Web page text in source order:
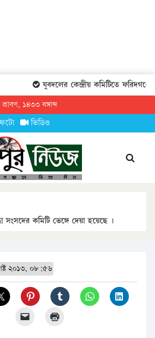
যুবদলের কেন্দ্রীয় কমিটিতে
১৪৩৩ বঙ্গাব্দ
ফটো ভিডিও
কমিটি ভেঙ্গে দেয়া হয়েছে ।
২০১৩, ০৮:৫৬